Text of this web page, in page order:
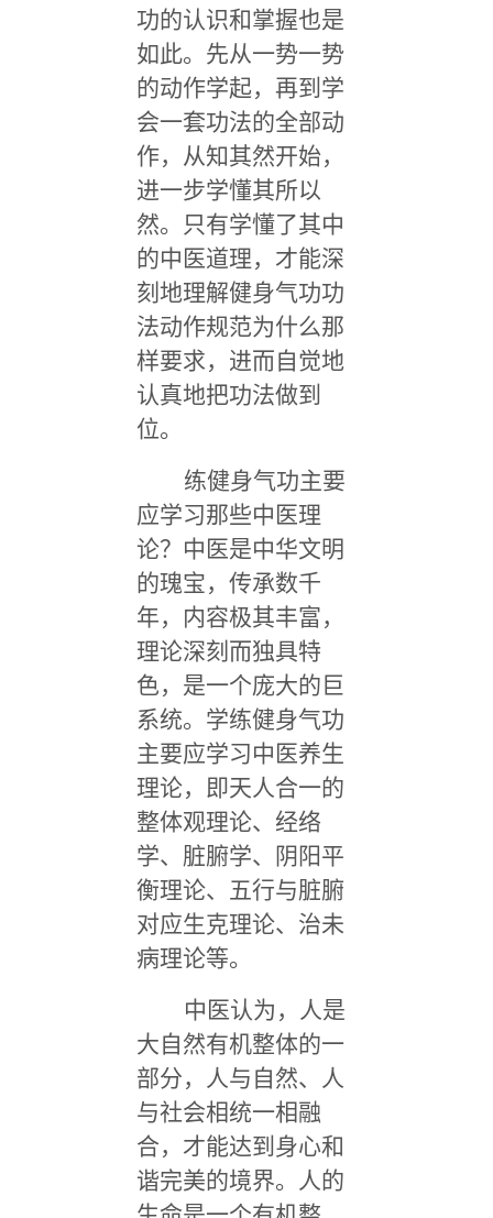
功的认识和掌握也是
如此。先从一势一势
的动作学起，再到学
会一套功法的全部动
作，从知其然开始，
进一步学懂其所以
然。只有学懂了其中
的中医道理，才能深
刻地理解健身气功功
法动作规范为什么那
样要求，进而自觉地
认真地把功法做到
位。
练健身气功主要
应学习那些中医理
论？中医是中华文明
的瑰宝，传承数千
年，内容极其丰富，
理论深刻而独具特
色，是一个庞大的巨
系统。学练健身气功
主要应学习中医养生
理论，即天人合一的
整体观理论、经络
学、脏腑学、阴阳平
衡理论、五行与脏腑
对应生克理论、治未
病理论等。
中医认为，人是
大自然有机整体的一
部分，人与自然、人
与社会相统一相融
合，才能达到身心和
谐完美的境界。人的